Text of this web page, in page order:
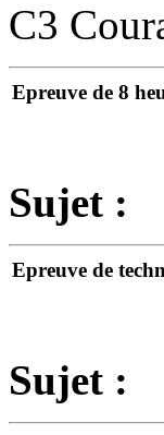
C3
Epreuve de 8
Sujet :
Epreuve de
Sujet :